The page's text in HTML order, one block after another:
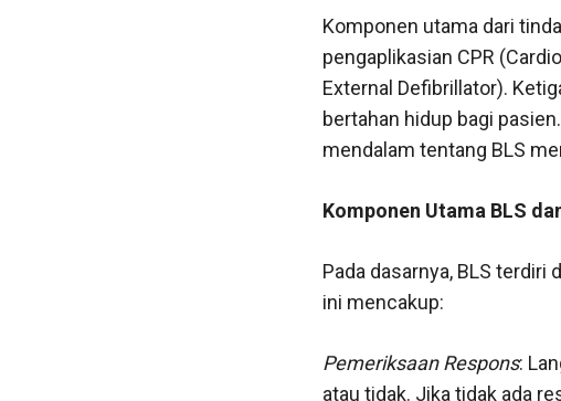
Komponen utama dari
pengaplikasian CPR
External Defibrillator).
bertahan hidup bagi
mendalam tentang BLS
Komponen Utama BLS
Pada dasarnya, BLS terdiri
ini mencakup:
Pemeriksaan Respons:
atau tidak. Jika tidak ada